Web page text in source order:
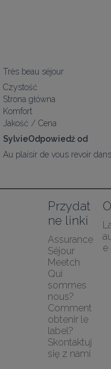
Très beau séjour
Czystość
Strona główna
Komfort
Jakość / Cena
SylvieOdpowiedź od
Au plaisir de vous revoir
Przydat
ne linki
Assurance
Séjour
Meetch
Qui
sommes
nous?
Comment
obtenir le
label?
Skontaktuj
się z nami
e